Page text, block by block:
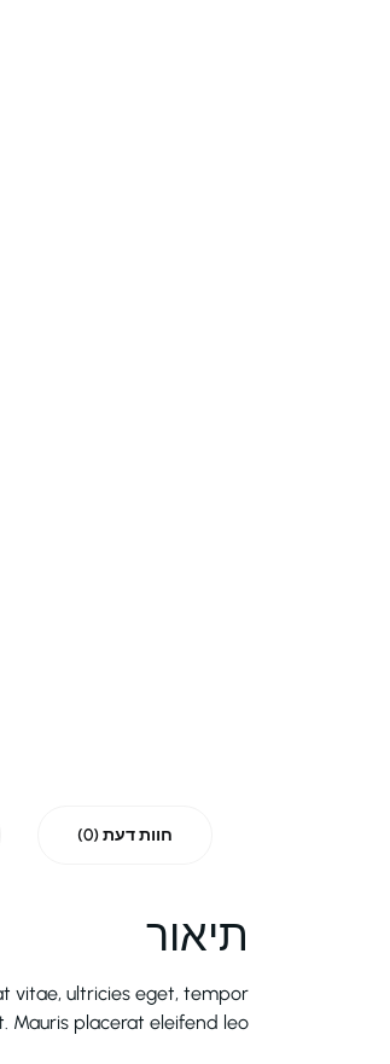
חוות דעת (0)
תיאור
vitae, ultricies eget, tempor
Mauris placerat eleifend leo.